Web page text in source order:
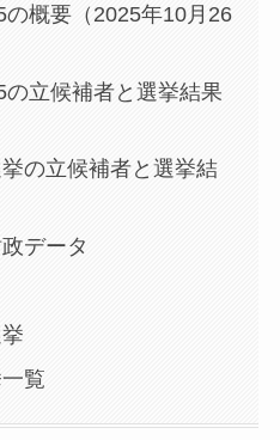
の概要（2025年10月26
立候補者と選挙結果
の立候補者と選挙結
データ
覧